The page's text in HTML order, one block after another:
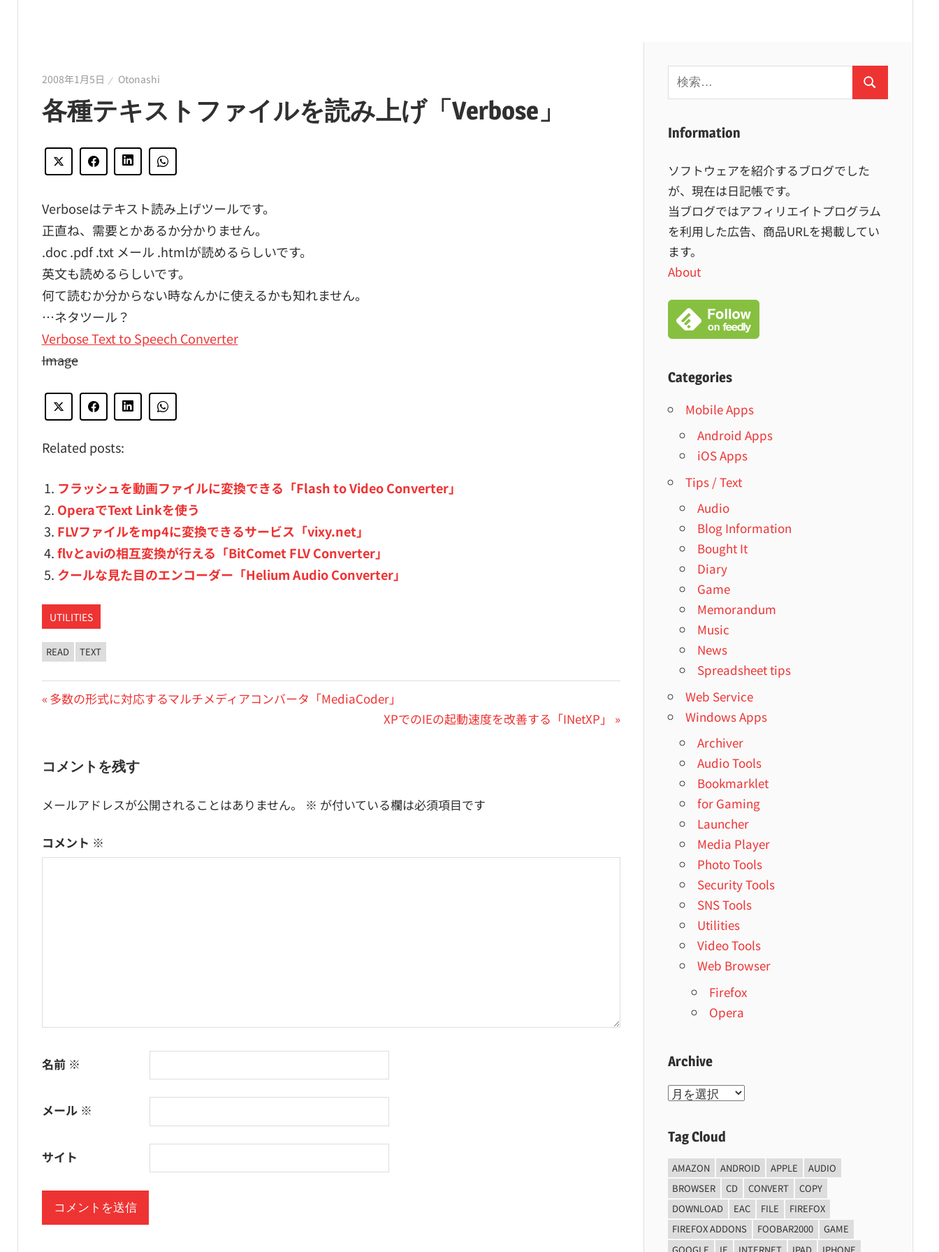
2008年1月5日 Otonashi
各種テキストファイルを読み上げ「Verbose」
Verboseはテキスト読み上げツールです。
正直ね、需要とかあるか分かりません。
.doc .pdf .txt メール .htmlが読めるらしいです。
英文も読めるらしいです。
何て読むか分からない時なんかに使えるかも知れません。
…ネタツール？
Verbose Text to Speech Converter
Image
Related posts:
フラッシュを動画ファイルに変換できる「Flash to Video Converter」
OperaでText Linkを使う
FLVファイルをmp4に変換できるサービス「vixy.net」
flvとaviの相互変換が行える「BitComet FLV Converter」
クールな見た目のエンコーダー「Helium Audio Converter」
UTILITIES
READ TEXT
投
ナ
ゲ
ー
シ
前
稿:
多数の形式に対応するマルチメディアコンバータ「MediaCoder」
次
XPでのIEの起動速度を改善する「INetXP」
コメントを残す
メールアドレスが公開されることはありません。 ※ が付いている欄は必須項目です
コメント ※
名前 ※
メール ※
サイト
検
索:
検
Information
ソフトウェアを紹介するブログでした
が、現在は日記帳です。
当ブログではアフィリエイトプログラム
を利用した広告、商品URLを掲載してい
ます。
About
Categories
Mobile Apps
Android Apps
iOS Apps
Tips / Text
Audio
Blog Information
Bought It
Diary
Game
Memorandum
Music
News
Spreadsheet tips
Web Service
Windows Apps
Archiver
Audio Tools
Bookmarklet
for Gaming
Launcher
Media Player
Photo Tools
Security Tools
SNS Tools
Utilities
Video Tools
Web Browser
Firefox
Opera
Archive
Archive
Tag Cloud
AMAZON ANDROID APPLE
AUDIO
BROWSER
CD CONVERT
COPY
DOWNLOAD
EAC FILE
FIREFOX
FIREFOX ADDONS
FOOBAR2000
GAME
GOOGLE
IE INTERNET IPAD IPHONE